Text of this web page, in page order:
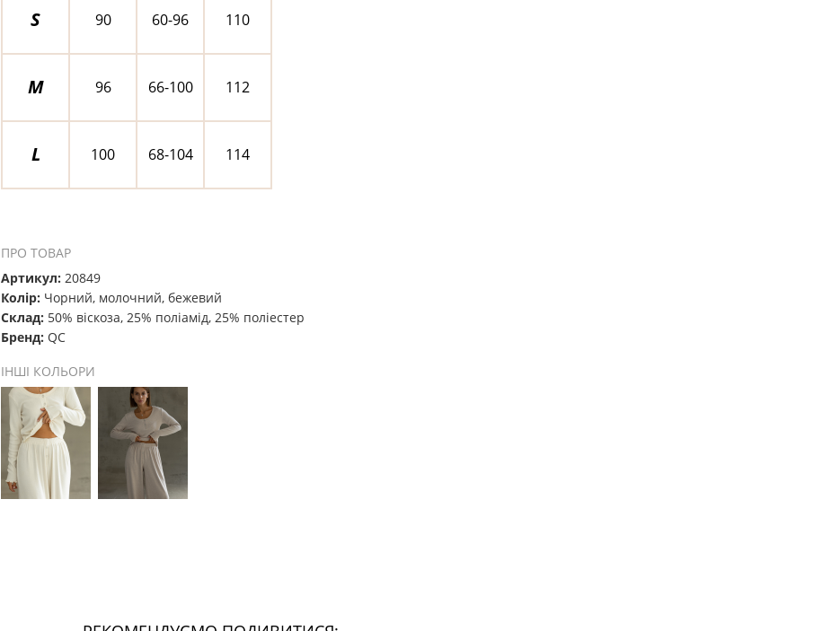
S 90 60-96 110
M 96 66-100 112
L 100 68-104 114
ПРО ТОВАР
Артикул: 20849
Колір: Чорний, молочний, бежевий
Склад: 50% віскоза, 25% поліамід, 25% поліестер
Бренд: QC
ІНШІ КОЛЬОРИ